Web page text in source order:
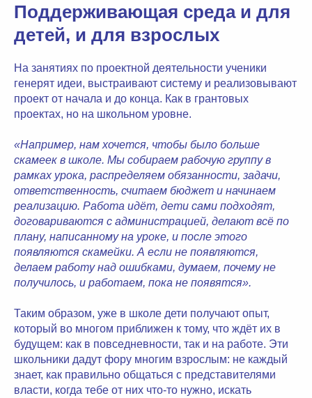
Поддерживающая среда и для
детей, и для взрослых
На занятиях по проектной деятельности ученики
генерят идеи, выстраивают систему и реализовывают
проект от начала и до конца. Как в грантовых
проектах, но на школьном уровне.
«Например, нам хочется, чтобы было больше
скамеек в школе. Мы собираем рабочую группу в
рамках урока, распределяем обязанности, задачи,
ответственность, считаем бюджет и начинаем
реализацию. Работа идёт, дети сами подходят,
договариваются с администрацией, делают всё по
плану, написанному на уроке, и после этого
появляются скамейки. А если не появляются,
делаем работу над ошибками, думаем, почему не
получилось, и работаем, пока не появятся».
Таким образом, уже в школе дети получают опыт,
который во многом приближен к тому, что ждёт их в
будущем: как в повседневности, так и на работе. Эти
школьники дадут фору многим взрослым: не каждый
знает, как правильно общаться с представителями
власти, когда тебе от них что-то нужно, искать